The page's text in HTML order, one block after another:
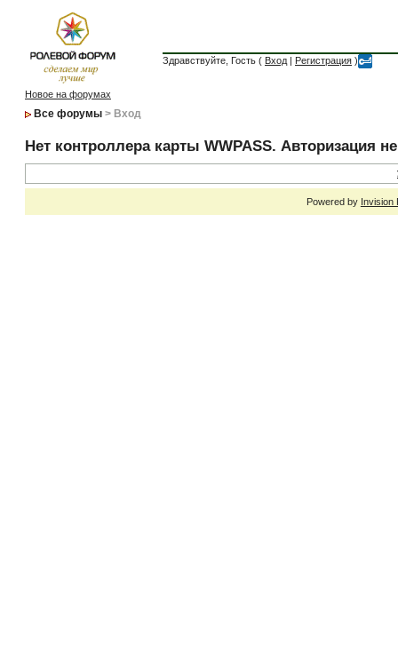
Здравствуйте, Гость ( Вход | Регистрация )
Новое на форумах
Все форумы > Вход
Нет контроллера карты WWPASS. Авторизация
Powered by Invision